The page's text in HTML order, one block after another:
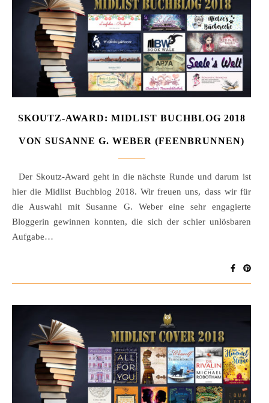
SKOUTZ-AWARD: MIDLIST BUCHBLOG 2018
VON SUSANNE G. WEBER (FEENBRUNNEN)
Der Skoutz-Award geht in die nächste Runde und darum ist
hier die Midlist Buchblog 2018. Wir freuen uns, dass wir für
die Auswahl mit Susanne G. Weber eine sehr engagierte
Bloggerin gewinnen konnten, die sich der schier unlösbaren
Aufgabe…